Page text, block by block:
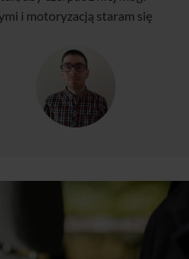
i motoryzacją staram się